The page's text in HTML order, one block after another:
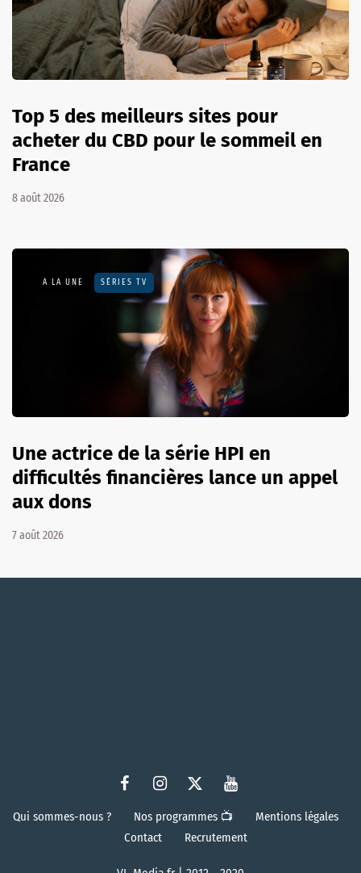
Top 5 des meilleurs sites pour
acheter du CBD pour le sommeil en
France
8 août 2026
A LA UNE SÉRIES TV
Une actrice de la série HPI en
difficultés financières lance un appel
aux dons
7 août 2026
Qui sommes-nous ? Nos programmes 📺
Mentions légales
Contact
Recrutement